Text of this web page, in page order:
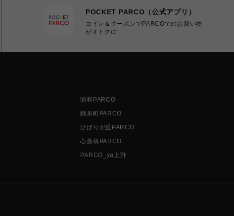
POCKET PARCO（公式アプリ）
コイン＆クーポンでPARCOでのお買い物
がオトクに
浦和PARCO
錦糸町PARCO
ひばりが丘PARCO
心斎橋PARCO
PARCO_ya上野